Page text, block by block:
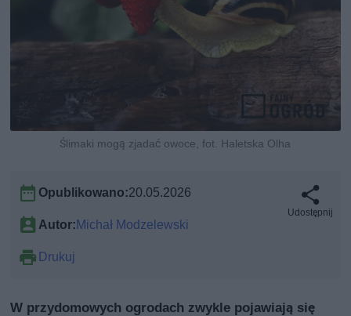
Ślimaki mogą zjadać owoce, fot. Haletska Olha
Opublikowano:20.05.2026
Autor:Michał Modzelewski
Drukuj
Udostępnij
W przydomowych ogrodach zwykle pojawiają się